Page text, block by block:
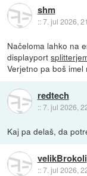
shm
::7. jul 2026,
Načeloma lahko na
displayport
Verjetno pa boš
redtech
::7. jul 2026,
Kaj pa delaš, da
velikBrokoli
::7. jul 2026,